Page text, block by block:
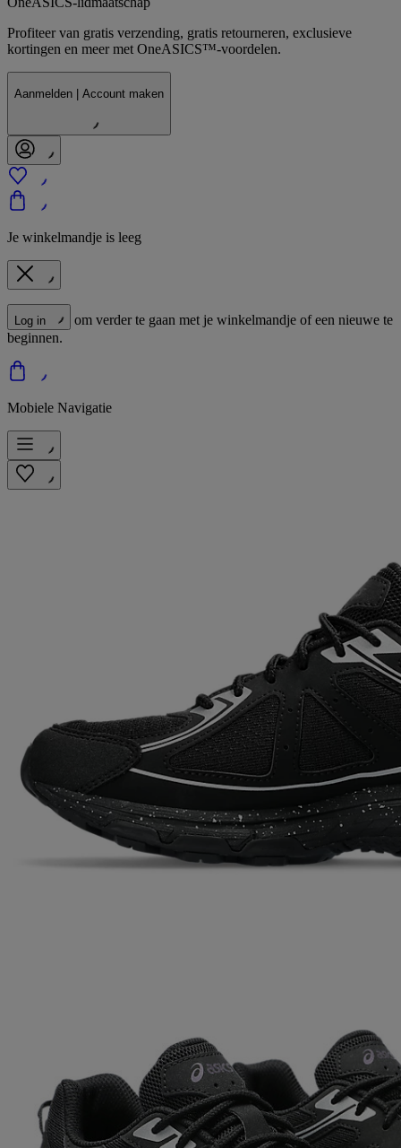
Profiteer van gratis verzending, gratis retourneren, exclusieve
kortingen en meer met OneASICS™-voordelen.
Aanmelden | Account maken
Je winkelmandje is leeg
Log in
om verder te gaan met je winkelmandje of een nieuwe te
beginnen.
Mobiele Navigatie